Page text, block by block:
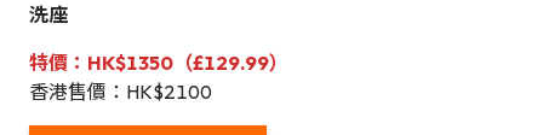
洗座
特價：HK$1350（£129.99）
香港售價：HK$2100